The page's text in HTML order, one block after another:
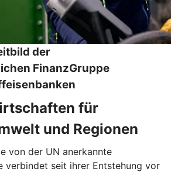
der
FinanzGruppe
für
und Regionen
von der UN anerkannte
verbindet seit ihrer Entstehung vor